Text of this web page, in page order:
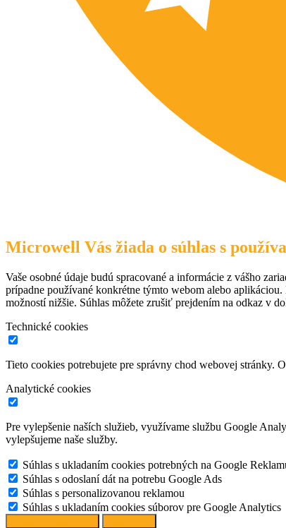
Microwell Vás žiada o súhlas s
Vaše osobné údaje budú spracované a informácie z vášho
prípadne používané konkrétne týmto webom alebo
možností nižšie. Súhlas môžete zrušiť prejdením na odkaz v
Technické cookies
Tieto cookies potrebujete pre správny chod webovej stránky.
Analytické cookies
Pre vylepšenie naších služieb, využívame službu Google
vylepšujeme naše služby.
Súhlas s ukladaním cookies potrebných na Google
Súhlas s odoslaní dát na potrebu Google Ads
Súhlas s personalizovanou reklamou
Súhlas s ukladaním cookies súborov pre Google Analytics